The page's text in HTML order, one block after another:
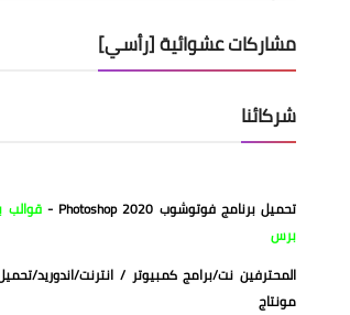
مشاركات عشوائية [رأسي]
شركائنا
تحميل برنامج فوتوشوب 2020 Photoshop
-قوالب
برس
المحترفين نت/برامج كمبيوتر / انترنت/اندوريد/
مونتاج